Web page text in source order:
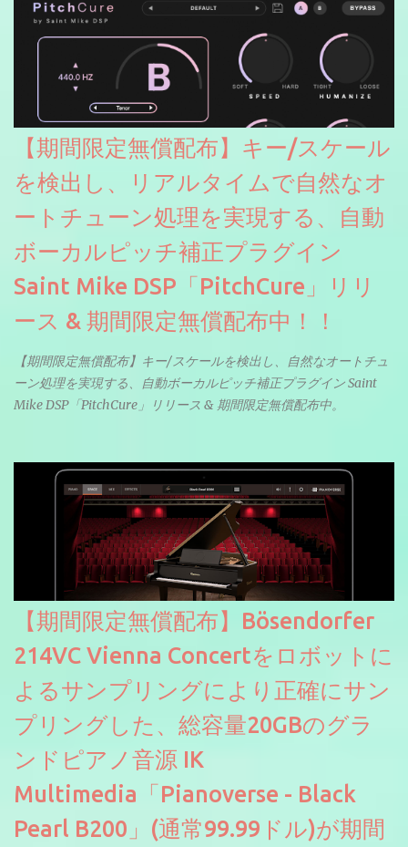
【期間限定無償配布】キー/スケール
を検出し、リアルタイムで自然なオ
ートチューン処理を実現する、自動
ボーカルピッチ補正プラグイン
Saint Mike DSP「PitchCure」リリ
ース & 期間限定無償配布中！！
【期間限定無償配布】キー/スケールを検出し、自然なオートチュ
ーン処理を実現する、自動ボーカルピッチ補正プラグイン Saint
Mike DSP「PitchCure」リリース & 期間限定無償配布中。
【期間限定無償配布】Bösendorfer
214VC Vienna Concertをロボットに
よるサンプリングにより正確にサン
プリングした、総容量20GBのグラ
ンドピアノ音源 IK
Multimedia「Pianoverse - Black
Pearl B200」(通常99.99ドル)が期間